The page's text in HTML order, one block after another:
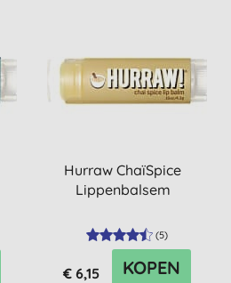
Hurraw ChaïSpice
Lippenbalsem
(5)
€ 6,15 KOPEN